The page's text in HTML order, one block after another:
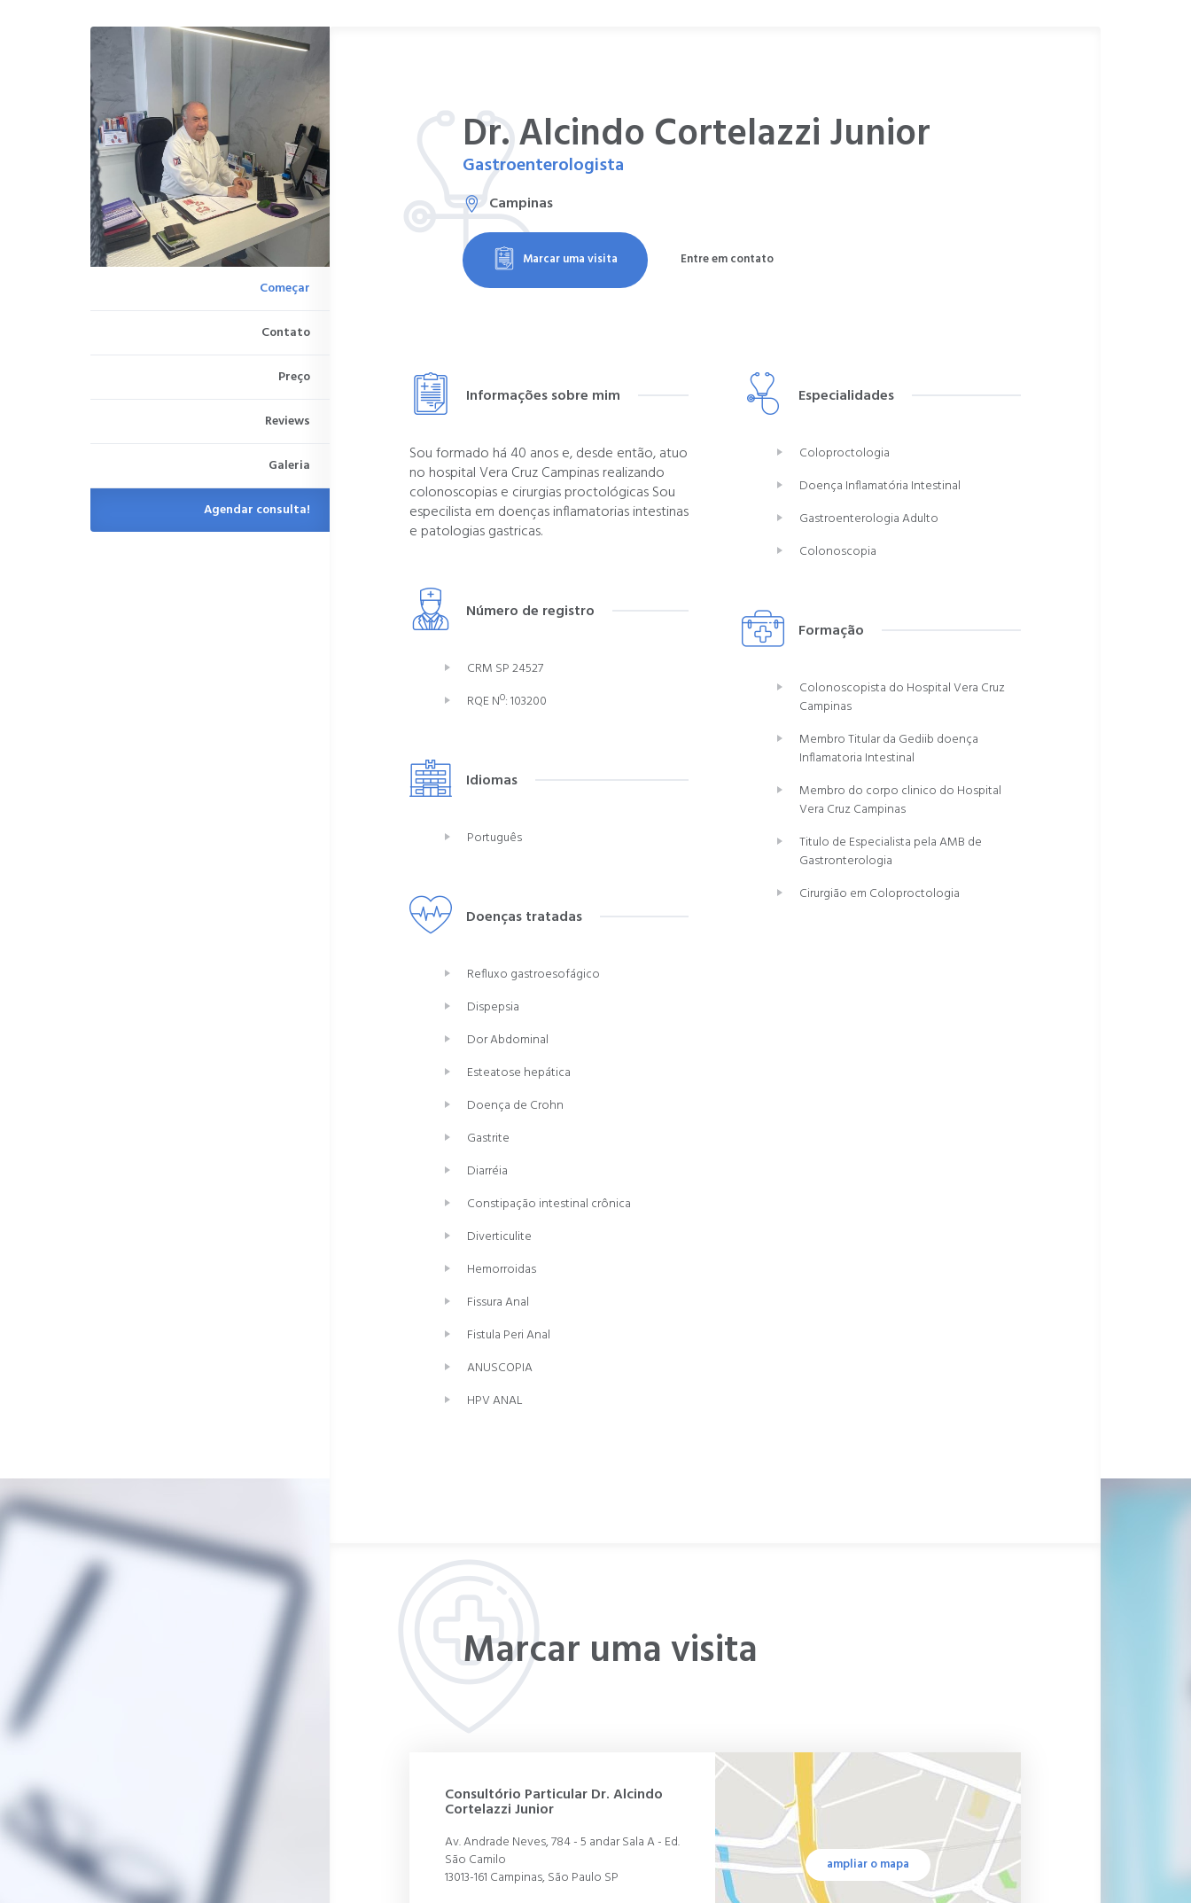
Começar
Contato
Preço
Reviews
Galeria
Agendar consulta!
Dr. Alcindo Cortelazzi Junior
Gastroenterologista
Campinas
Marcar uma visita Entre em contato
Informações sobre mim
Sou formado há 40 anos e, desde então, atuo
no hospital Vera Cruz Campinas realizando
colonoscopias e cirurgias proctológicas Sou
especilista em doenças inflamatorias intestinas
e patologias gastricas.
Especialidades
Coloproctologia
Doença Inflamatória Intestinal
Gastroenterologia Adulto
Colonoscopia
Número de registro
CRM SP 24527
RQE Nº: 103200
Formação
Colonoscopista do Hospital Vera Cruz
Campinas
Membro Titular da Gediib doença
Inflamatoria Intestinal
Membro do corpo clinico do Hospital
Vera Cruz Campinas
Titulo de Especialista pela AMB de
Gastronterologia
Cirurgião em Coloproctologia
Idiomas
Português
Doenças tratadas
Refluxo gastroesofágico
Dispepsia
Dor Abdominal
Esteatose hepática
Doença de Crohn
Gastrite
Diarréia
Constipação intestinal crônica
Diverticulite
Hemorroidas
Fissura Anal
Fistula Peri Anal
ANUSCOPIA
HPV ANAL
Marcar uma visita
Consultório Particular Dr. Alcindo
Cortelazzi Junior
Av. Andrade Neves, 784 - 5 andar Sala A - Ed.
São Camilo
13013-161 Campinas, São Paulo SP
ampliar o mapa